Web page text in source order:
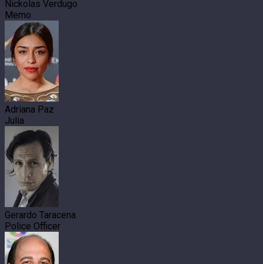
Nickolas Verdugo
Memo
Adriana Paz
Julia
Gerardo Taracena
Police Officer